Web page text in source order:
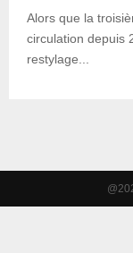
Alors que la
circulation depuis
restylage...